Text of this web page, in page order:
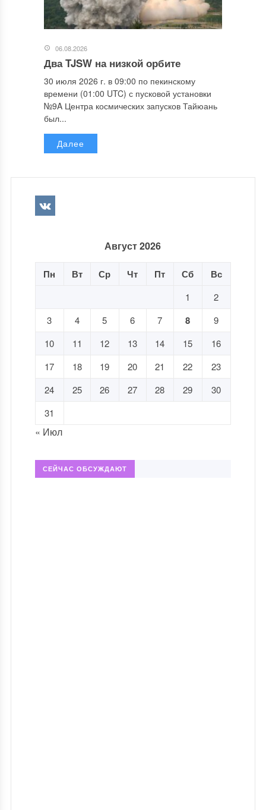
06.08.2026
Два TJSW на низкой орбите
30 июля 2026 г. в 09:00 по пекинскому
времени (01:00 UTC) с пусковой установки
№9A Центра космических запусков Тайюань
был...
Далее
Август 2026
Пн Вт Ср Чт Пт Сб Вс
1
2
3
4 5 6 7 8
9
10
11 12 13 14 15
16
17
18 19 20 21 22
23
24
25 26 27 28 29
30
31
« Июл
СЕЙЧАС ОБСУЖДАЮТ